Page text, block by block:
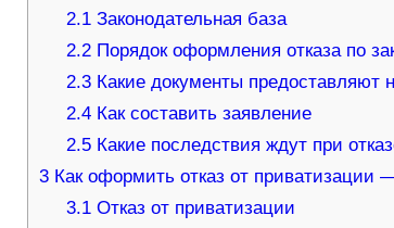
2.1 Законодательная база
2.2 Порядок оформления отказа по
2.3 Какие документы предоставляют
2.4 Как составить заявление
2.5 Какие последствия ждут при
3Как оформить отказ от приватизации
3.1 Отказ от приватизации